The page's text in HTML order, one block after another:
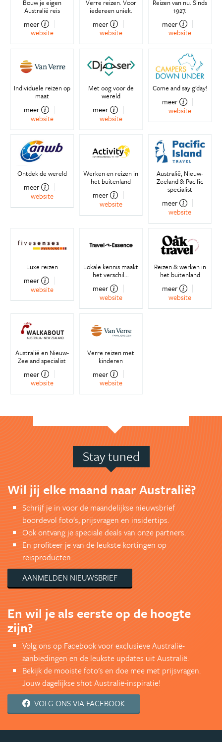
Bouw je eigen
Australië reis
meer
website
Verre reizen. Voor
iedereen uniek.
meer
website
Reizen van nu. Sinds
1927.
meer
website
Individuele reizen op
maat
meer
website
Met oog voor de
wereld
meer
website
Come and say g'day!
meer
website
Ontdek de wereld
meer
website
Werken en reizen in
het buitenland
meer
website
Australië, Nieuw-
Zeeland & Pacific
specialist
meer
website
Luxe reizen
meer
website
Lokale kennis maakt
het verschil...
meer
website
Reizen & werken in
het buitenland
meer
website
Australië en Nieuw-
Zeeland specialist
meer
website
Verre reizen met
kinderen
meer
website
Stay tuned
Wil jij elke maand naar Australië?
Schrijf je in voor de maandelijkse nieuwsbrief
boordevol foto's, prijsvragen en insidertips.
Ook ontvang je speciale deals van onze partners.
En profiteer je van de leukste kortingen op
reisproducten.
AANMELDEN NIEUWSBRIEF
En wil je als eerste op de hoogte
zijn?
Volg ons op Facebook voor exclusieve Australië-
aanbiedingen en de leukste updates uit Australië.
Bekijk de mooiste foto's en doe mee met prijsvragen.
Jouw dagelijkse shot Australië-inspiratie!
VOLG ONS VIA FACEBOOK